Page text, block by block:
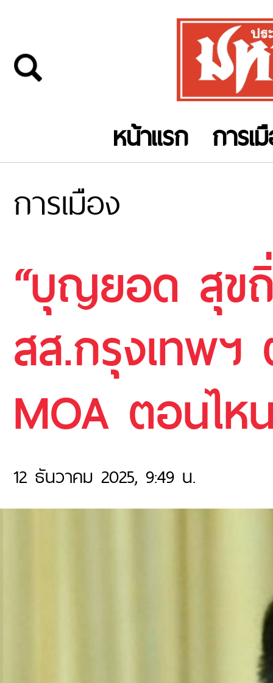
หน้าแรก การเ
การเมือง
“บุญยอด สุข
สส.กรุงเทพ
MOA ตอนไห
12 ธันวาคม 2025, 9:49 น.